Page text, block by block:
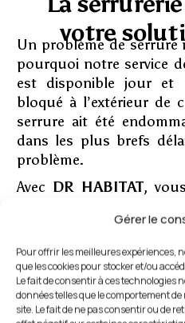
Gérer le
Pour offrir les meilleures expériences,
que les cookies pour stocker et/ou
Le fait de consentir à ces technologies
données telles que le comportement
site. Le fait de ne pas consentir ou de
votre
Un problème de serrure
pourquoi notre service
est disponible jour et
bloqué à l’extérieur de
serrure ait été
dans les plus brefs
problème.
Avec DR HABITAT,
sommes équipés
situations, qu’il s’agisse
ou d’une serrure haute
dès maintenant pour
Boulogne-Billancourt.